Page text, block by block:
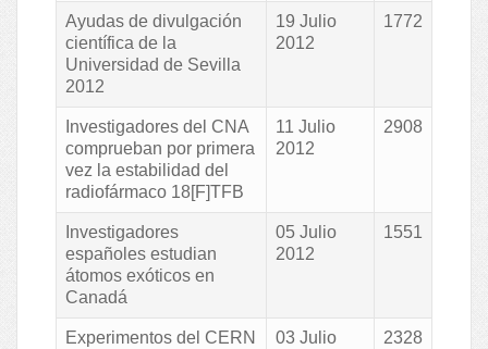
Ayudas de divulgación
científica de la
Universidad de Sevilla
2012
19 Julio
2012
1772
Investigadores del CNA
comprueban por primera
vez la estabilidad del
radiofármaco 18[F]TFB
11 Julio
2012
2908
Investigadores
españoles estudian
átomos exóticos en
Canadá
05 Julio
2012
1551
Experimentos del CERN
03 Julio
2328